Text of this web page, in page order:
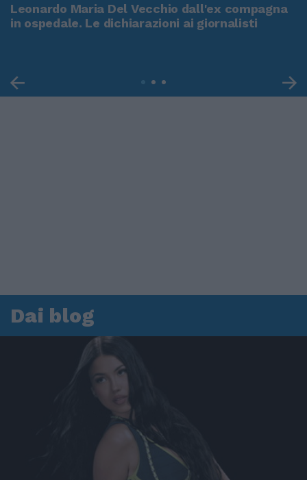
Leonardo Maria Del Vecchio dall'ex compagna
in ospedale. Le dichiarazioni ai giornalisti
Dai blog